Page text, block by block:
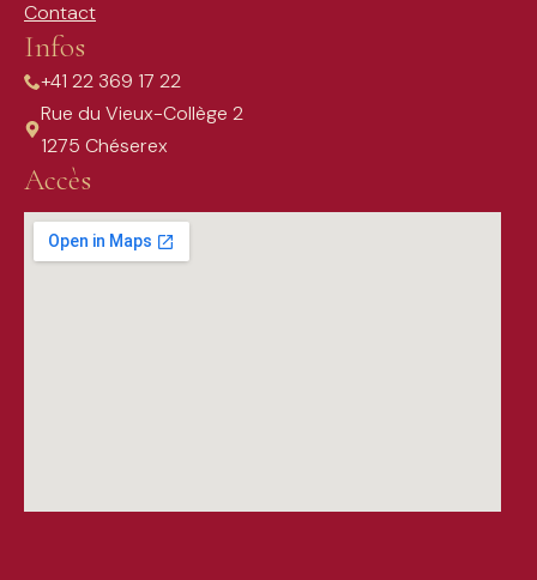
Contact
Infos
+41 22 369 17 22
Rue du Vieux-Collège 2
1275 Chéserex
Accès